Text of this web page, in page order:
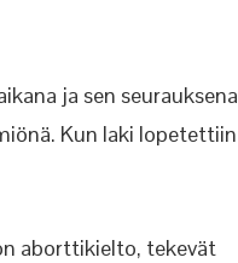
ja sen
Kun laki lopetettiin
aborttikielto, tekevät